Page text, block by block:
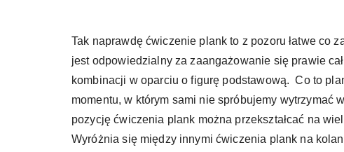
Tak naprawdę ćwiczenie plank to z pozoru łatwe co
jest odpowiedzialny za zaangażowanie się prawie
kombinacji w oparciu o figurę podstawową. Co to
momentu, w którym sami nie spróbujemy wytrzymać
pozycję ćwiczenia plank można przekształcać na
Wyróżnia się między innymi ćwiczenia plank na